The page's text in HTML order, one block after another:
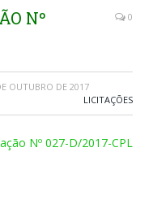
Nº
0
OUTUBRO DE 2017
LICITAÇÕES
Nº 027-D/2017-CPL